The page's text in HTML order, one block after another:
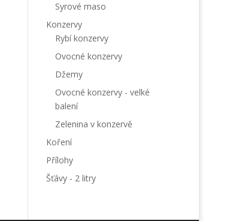
Syrové maso
Konzervy
Rybí konzervy
Ovocné konzervy
Džemy
Ovocné konzervy - velké
balení
Zelenina v konzervě
Koření
Přílohy
Šťávy - 2 litry